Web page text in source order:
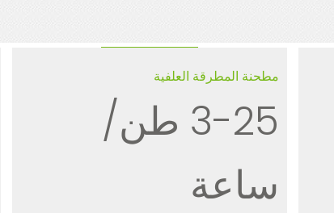
مطحنة المطرقة العلفية
3-25 طن/
ساعة